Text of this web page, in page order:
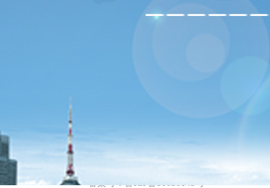
地址： 青岛即墨市普东镇长直工业园
邮箱：dyhs@163.com
备案号：鲁ICP备16050143号